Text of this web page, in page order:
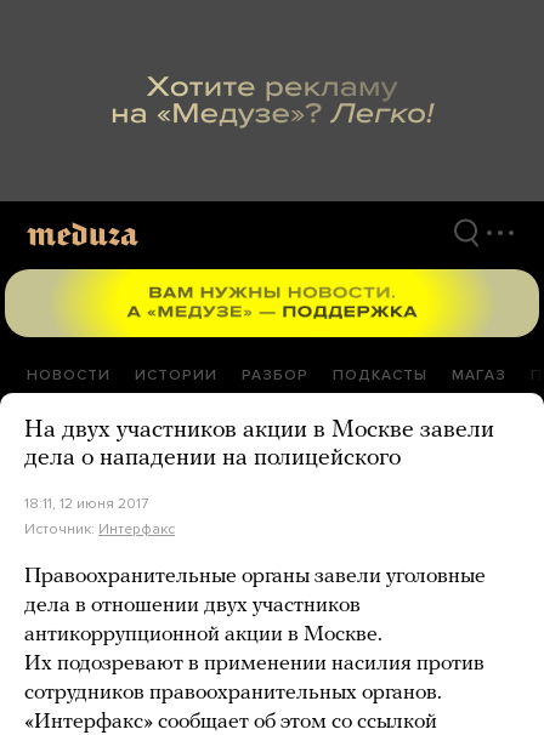
НОВОСТИ ИСТОРИИ РАЗБОР ПОДКАСТЫ МАГАЗ
На двух участников акции в Москве завели
дела о нападении на полицейского
18:11, 12 июня 2017
Источник: Интерфакс
Правоохранительные органы завели уголовные
дела в отношении двух участников
антикоррупционной акции в Москве.
Их подозревают в применении насилия против
сотрудников правоохранительных органов.
«Интерфакс» сообщает об этом со ссылкой